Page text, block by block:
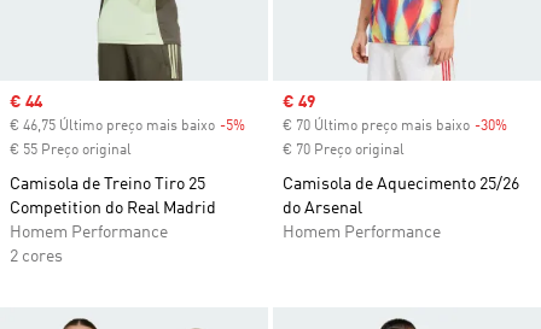
Sale price
€ 44
€ 46,75 Último preço mais baixo -5% Discount
€ 55 Preço original
Camisola de Treino Tiro 25
Competition do Real Madrid
Homem Performance
2 cores
Sale price
€ 49
€ 70 Último preço mais baixo -30%
€ 70 Preço original
Camisola de Aquecimento 25/26
do Arsenal
Homem Performance